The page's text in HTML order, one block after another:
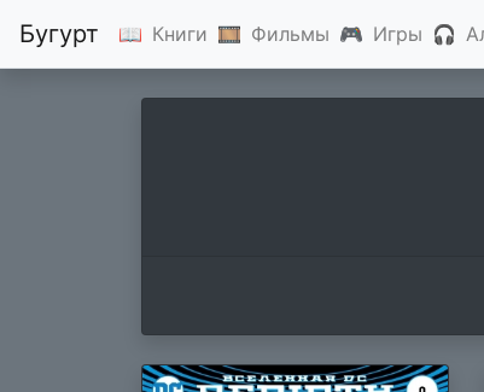
Бугурт 📖 Книги 🎞 Фильмы 🎮 Игры 🎧